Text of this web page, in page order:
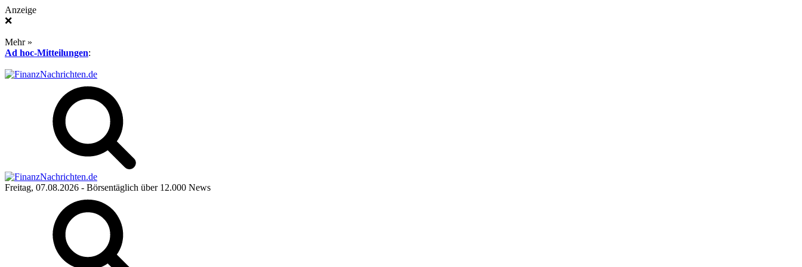
Anzeige
❌
Mehr »
Ad hoc-Mitteilungen:
Freitag, 07.08.2026 - Börsentäglich über 12.000 News